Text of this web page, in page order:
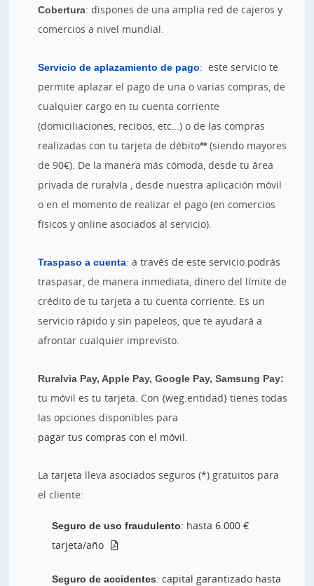
Cobertura: dispones de una amplia red de cajeros y
comercios a nivel mundial.
Servicio de aplazamiento de pago: este servicio te
permite aplazar el pago de una o varias compras, de
cualquier cargo en tu cuenta corriente
(domiciliaciones, recibos, etc…) o de las compras
realizadas con tu tarjeta de débito**(siendo mayores
de 90€). De la manera más cómoda, desde tu área
privada de ruralvía , desde nuestra aplicación móvil
o en el momento de realizar el pago (en comercios
físicos y online asociados al servicio).
Traspaso a cuenta: a través de este servicio podrás
traspasar, de manera inmediata, dinero del límite de
crédito de tu tarjeta a tu cuenta corriente. Es un
servicio rápido y sin papeleos, que te ayudará a
afrontar cualquier imprevisto.
Ruralvia Pay, Apple Pay, Google Pay, Samsung Pay:
tu móvil es tu tarjeta. Con {weg:entidad} tienes todas
las opciones disponibles para
pagar tus compras con el móvil.
La tarjeta lleva asociados seguros (*) gratuitos para
el cliente:
Seguro de uso fraudulento: hasta 6.000 €
tarjeta/año
Seguro de accidentes: capital garantizado hasta